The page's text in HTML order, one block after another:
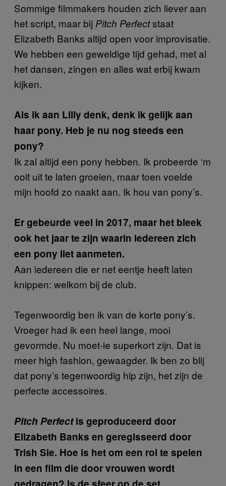
Sommige filmmakers houden zich liever aan
het script, maar bij Pitch Perfectstaat
Elizabeth Banks altijd open voor improvisatie.
We hebben een geweldige tijd gehad, met al
het dansen, zingen en alles wat erbij kwam
kijken.
Als ik aan Lilly denk, denk ik gelijk aan
haar pony. Heb je nu nog steeds een
pony?
Ik zal altijd een pony hebben. Ik probeerde ‘m
ooit uit te laten groeien, maar toen voelde
mijn hoofd zo naakt aan. Ik hou van pony’s.
Er gebeurde veel in 2017, maar het bleek
ook het jaar te zijn waarin iedereen zich
een pony liet aanmeten.
Aan iedereen die er net eentje heeft laten
knippen: welkom bij de club.
Tegenwoordig ben ik van de korte pony’s.
Vroeger had ik een heel lange, mooi
gevormde. Nu moet-ie superkort zijn. Dat is
meer high fashion, gewaagder. Ik ben zo blij
dat pony’s tegenwoordig hip zijn, het zijn de
perfecte accessoires.
Pitch Perfectis geproduceerd door
Elizabeth Banks en geregisseerd door
Trish Sie. Hoe is het om een rol te spelen
in een film die door vrouwen wordt